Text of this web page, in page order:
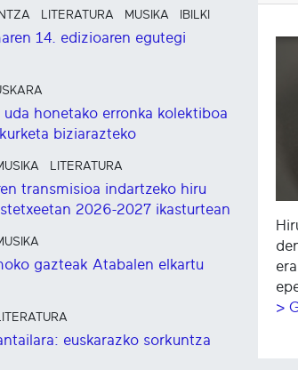
LITERATURA MUSIKA IBILKI
14. edizioaren egutegi
uda honetako erronka kolektiboa
biziarazteko
LITERATURA
transmisioa indartzeko hiru
2026-2027 ikasturtean
gazteak Atabalen elkartu
LITERATURA
euskarazko sorkuntza
>